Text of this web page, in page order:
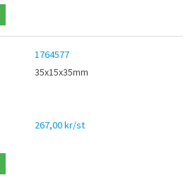
1764577
35x15x35mm
267,00 kr/st